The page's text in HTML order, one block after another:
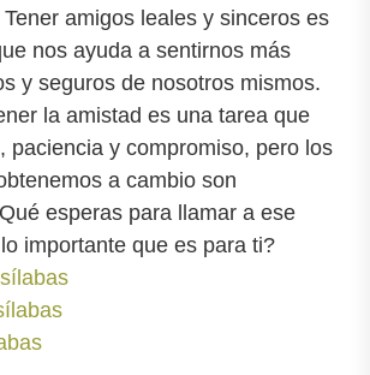
amigos leales y sinceros es
nos ayuda a sentirnos más
y seguros de nosotros mismos.
la amistad es una tarea que
paciencia y compromiso, pero los
a cambio son
esperas para llamar a ese
importante que es para ti?